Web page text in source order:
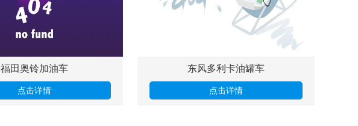
福田奥铃加油车
点击详情
东风多利卡油罐车
点击详情